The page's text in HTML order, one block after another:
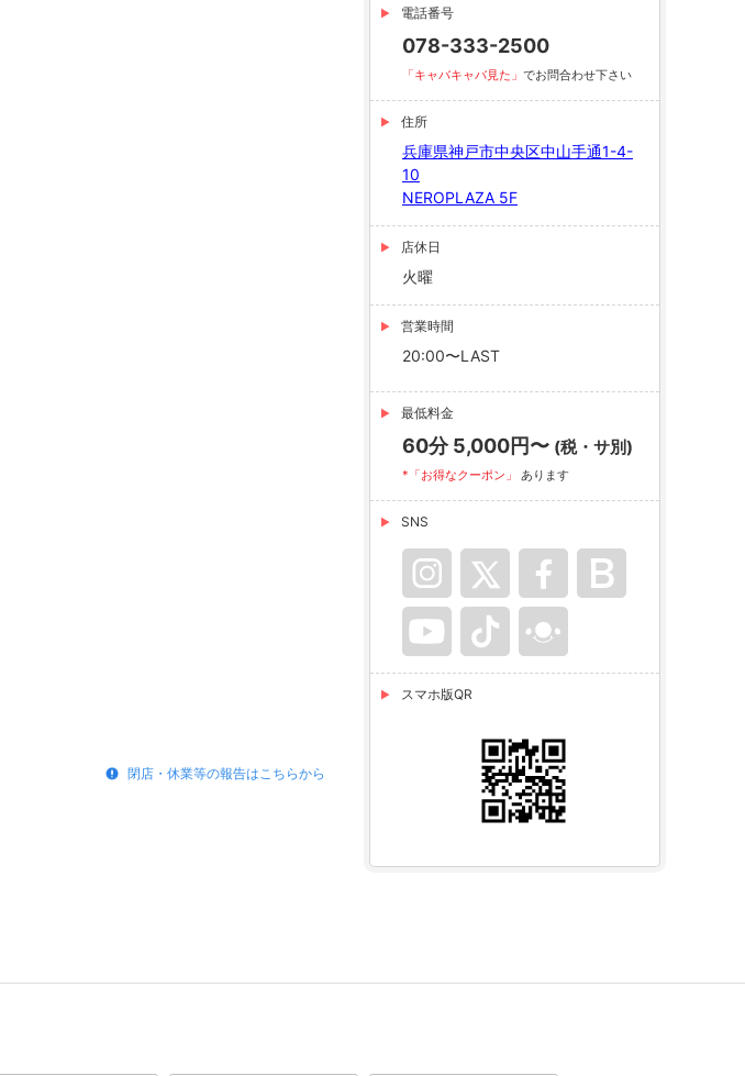
閉店・休業等の報告はこちらから
電話番号
078-333-2500
「キャバキャバ見た」 でお問合わせ下さい
住所
兵庫県神戸市中央区中山手通1-4-
10
NEROPLAZA 5F
店休日
火曜
営業時間
20:00〜LAST
最低料金
60分 5,000円〜 (税・サ別)
*「お得なクーポン」 あります
SNS
スマホ版QR